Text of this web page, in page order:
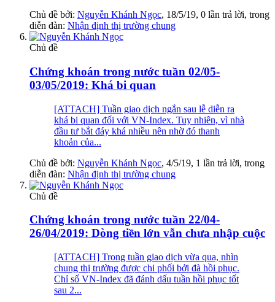
Chủ đề bởi: Nguyễn Khánh Ngọc, 18/5/19, 0 lần trả lời, trong
diễn đàn: Nhận định thị trường chung
Chủ đề
Chứng khoán trong nước tuần 02/05-
03/05/2019: Khá bi quan
[ATTACH] Tuần giao dịch ngắn sau lễ diễn ra
khá bi quan đối với VN-Index. Tuy nhiên, vì nhà
đầu tư bắt đáy khá nhiều nên nhờ đó thanh
khoản của...
Chủ đề bởi: Nguyễn Khánh Ngọc, 4/5/19, 1 lần trả lời, trong
diễn đàn: Nhận định thị trường chung
Chủ đề
Chứng khoán trong nước tuần 22/04-
26/04/2019: Dòng tiền lớn vẫn chưa nhập cuộc
[ATTACH] Trong tuần giao dịch vừa qua, nhìn
chung thị trường được chi phối bởi đà hồi phục.
Chỉ số VN-Index đã đánh dấu tuần hồi phục tốt
sau 2...